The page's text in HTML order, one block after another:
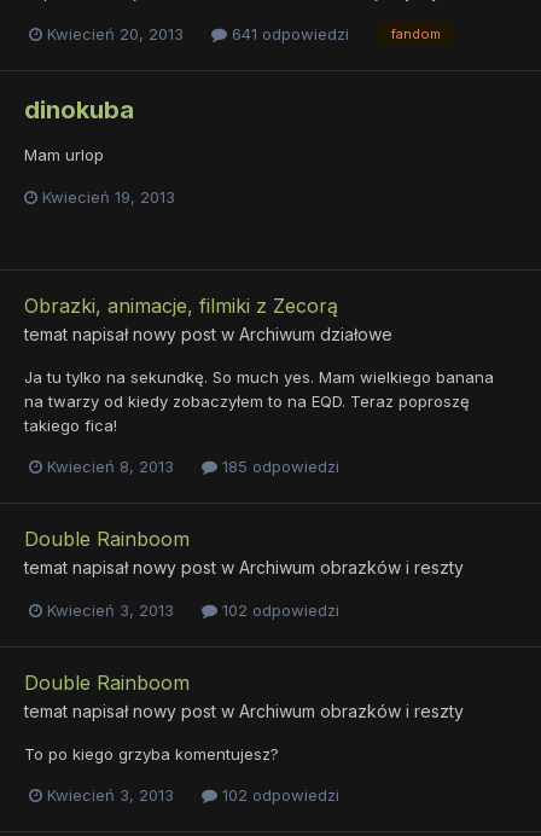
Kwiecień 20, 2013 641 odpowiedzi fandom
dinokuba
Mam urlop
Kwiecień 19, 2013
Obrazki, animacje, filmiki z Zecorą
temat napisał nowy post w Archiwum działowe
Ja tu tylko na sekundkę. So much yes. Mam wielkiego banana
na twarzy od kiedy zobaczyłem to na EQD. Teraz poproszę
takiego fica!
Kwiecień 8, 2013 185 odpowiedzi
Double Rainboom
temat napisał nowy post w Archiwum obrazków i reszty
Kwiecień 3, 2013 102 odpowiedzi
Double Rainboom
temat napisał nowy post w Archiwum obrazków i reszty
To po kiego grzyba komentujesz?
Kwiecień 3, 2013 102 odpowiedzi